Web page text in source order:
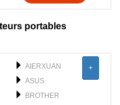
portables
AIERXUAN
ASUS
BROTHER
+